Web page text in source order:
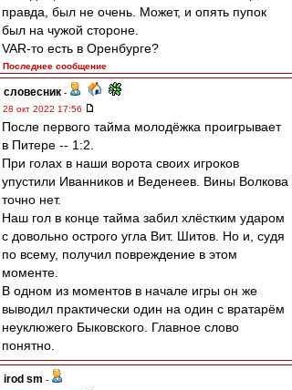
правда, был не очень. Может, и опять пупок
был на чужой стороне.
VAR-то есть в Оренбурге?
Последнее сообщение
словесник -
28 окт 2022 17:56
После первого тайма молодёжка проигрывает
в Питере -- 1:2.
При голах в наши ворота своих игроков
упустили Иванников и Веденеев. Вины Волкова
точно нет.
Наш гол в конце тайма забил хлёстким ударом
с довольно острого угла Вит. Шитов. Но и, судя
по всему, получил повреждение в этом
моменте.
В одном из моментов в начале игры он же
выводил практически один на один с вратарём
неуклюжего Быковского. Главное слово
понятно.
irod sm -